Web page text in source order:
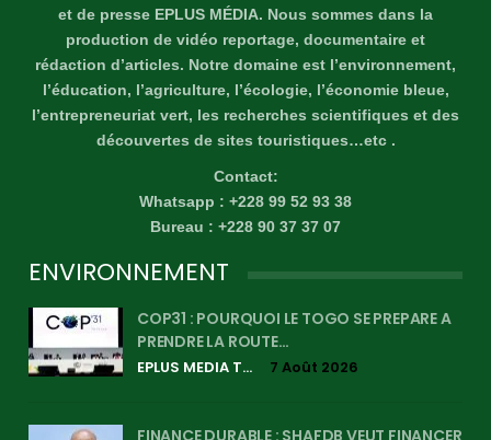
et de presse EPLUS MÉDIA. Nous sommes dans la
production de vidéo reportage, documentaire et
rédaction d’articles. Notre domaine est l’environnement,
l’éducation, l’agriculture, l’écologie, l’économie bleue,
l’entrepreneuriat vert, les recherches scientifiques et des
découvertes de sites touristiques…etc .
Contact:
Whatsapp : +228 99 52 93 38
Bureau : +228 90 37 37 07
ENVIRONNEMENT
COP31 : POURQUOI LE TOGO SE PREPARE A
PRENDRE LA ROUTE…
EPLUS MEDIA TV 7 Août 2026
FINANCE DURABLE : SHAFDB VEUT FINANCER